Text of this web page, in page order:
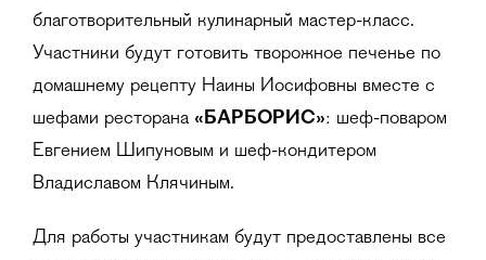
благотворительный кулинарный мастер-класс.
Участники будут готовить творожное печенье по
домашнему рецепту Наины Иосифовны вместе с
шефами ресторана «БАРБОРИС»: шеф-поваром
Евгением Шипуновым и шеф-кондитером
Владиславом Клячиным.
Для работы участникам будут предоставлены все